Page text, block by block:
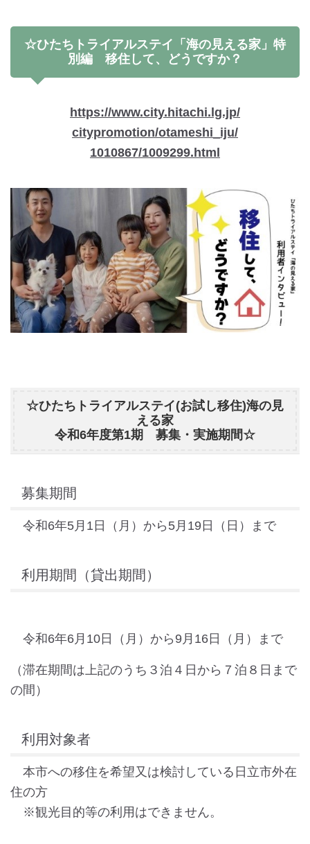
☆ひたちトライアルステイ「海の見える家」特
別編 移住して、どうですか？
https://www.city.hitachi.lg.jp/
citypromotion/otameshi_iju/
1010867/1009299.html
☆ひたちトライアルステイ(お試し移住)海の見
える家
令和6年度第1期 募集・実施期間☆
募集期間
令和6年5月1日（月）から5月19日（日）まで
利用期間（貸出期間）
令和6年6月10日（月）から9月16日（月）まで
（滞在期間は上記のうち３泊４日から７泊８日まで
の間）
利用対象者
本市への移住を希望又は検討している日立市外在
住の方
※観光目的等の利用はできません。